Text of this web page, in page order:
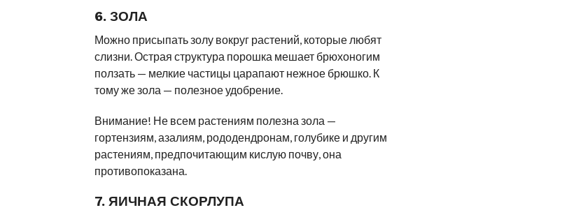
6. ЗОЛА
Можно присыпать золу вокруг растений, которые любят
слизни. Острая структура порошка мешает брюхоногим
ползать — мелкие частицы царапают нежное брюшко. К
тому же зола — полезное удобрение.
Внимание! Не всем растениям полезна зола —
гортензиям, азалиям, рододендронам, голубике и другим
растениям, предпочитающим кислую почву, она
противопоказана.
7. ЯИЧНАЯ СКОРЛУПА